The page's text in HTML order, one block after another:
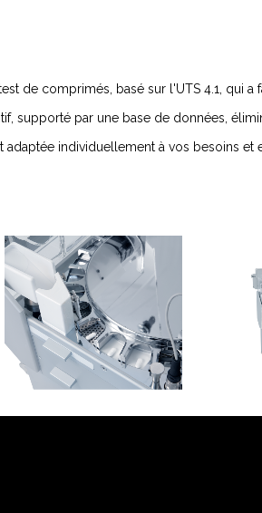
de comprimés, basé sur l'UTS 4.1, qui
supporté par une base de données,
individuellement à vos besoins et